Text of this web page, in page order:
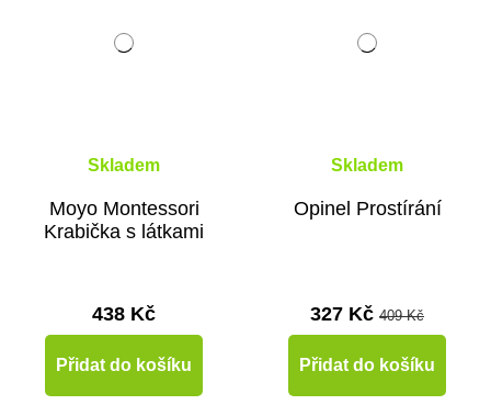
Skladem
Moyo Montessori
Krabička s látkami
438 Kč
Přidat do košíku
Skladem
Opinel Prostírání
327 Kč 409 Kč
Přidat do košíku